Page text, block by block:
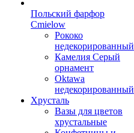
Польский фарфор
Сmielow
Рококо
недекорированный
Камелия Серый
орнамент
Oktawa
недекорированный
Хрусталь
Вазы для цветов
хрустальные